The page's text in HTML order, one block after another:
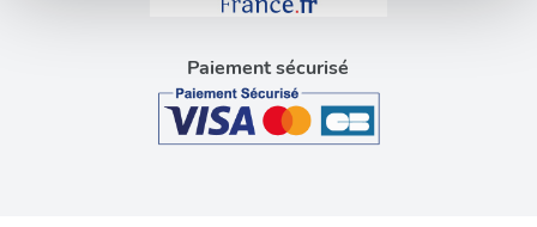
médias sociaux et d'analyser notre trafic. Nous
notre site avec nos partenaires de médias sociaux, de
publicité et d'analyse, qui peuvent combiner celles-ci
avec d'autres informations que vous leur avez fournies
Paiement sécurisé